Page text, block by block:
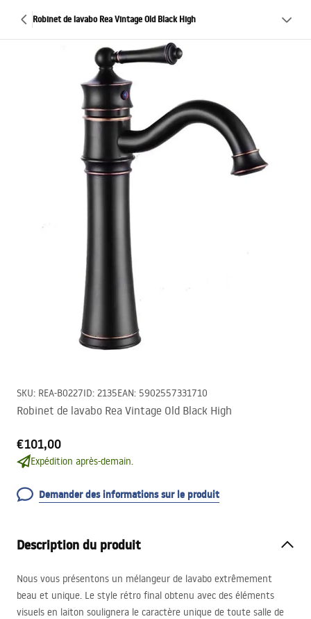
Robinet de lavabo Rea Vintage Old Black High
SKU: REA-B0227ID: 2135EAN: 5902557331710
Robinet de lavabo Rea Vintage Old Black High
€101,00
Expédition après-demain.
Demander des informations sur le produit
Description du produit
Nous vous présentons un mélangeur de lavabo extrêmement
beau et unique. Le style rétro final obtenu avec des éléments
visuels en laiton soulignera le caractère unique de toute salle de